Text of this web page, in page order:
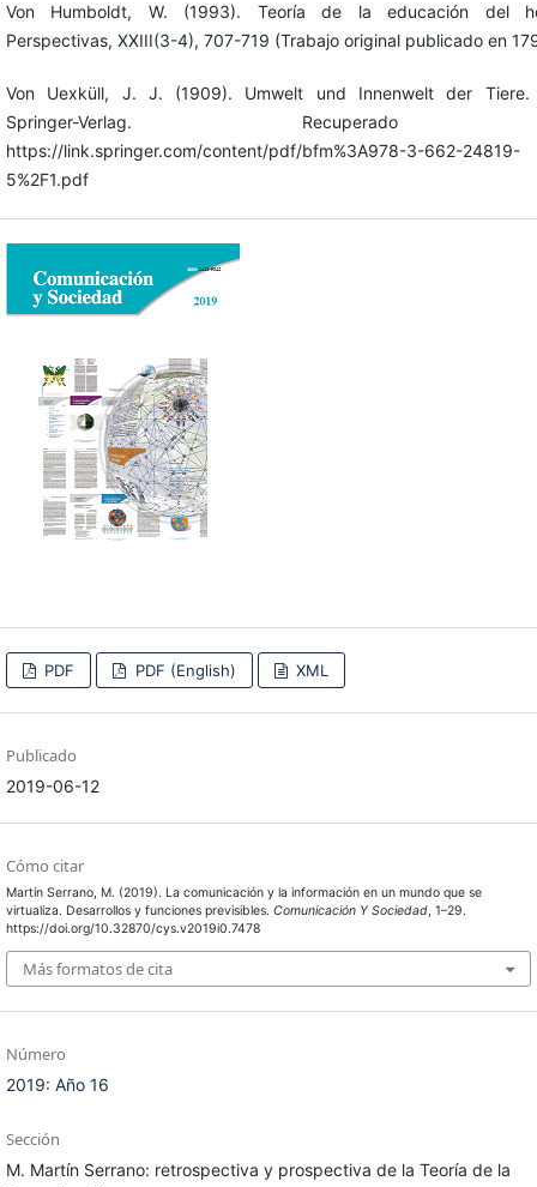
Von Humboldt, W. (1993). Teoría de la educación del
Perspectivas, XXIII(3-4), 707-719 (Trabajo original publicado en
Von Uexküll, J. J. (1909). Umwelt und Innenwelt der Tiere.
Springer-Verlag.
https://link.springer.com/content/pdf/bfm%3A978-3-662-24819-
5%2F1.pdf
PDF PDF (English) XML
Publicado
2019-06-12
Cómo citar
Martín Serrano, M. (2019). La comunicación y la información en un mundo que se
virtualiza. Desarrollos y funciones previsibles. Comunicación Y Sociedad, 1–29.
https://doi.org/10.32870/cys.v2019i0.7478
Más formatos de cita
Número
2019: Año 16
Sección
M. Martín Serrano: retrospectiva y prospectiva de la Teoría de la